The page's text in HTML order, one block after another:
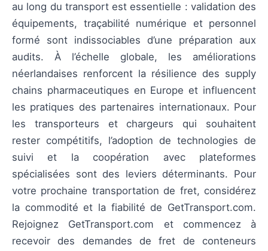
au long du transport est essentielle : validation des
équipements, traçabilité numérique et personnel
formé sont indissociables d’une préparation aux
audits. À l’échelle globale, les améliorations
néerlandaises renforcent la résilience des supply
chains pharmaceutiques en Europe et influencent
les pratiques des partenaires internationaux. Pour
les transporteurs et chargeurs qui souhaitent
rester compétitifs, l’adoption de technologies de
suivi et la coopération avec plateformes
spécialisées sont des leviers déterminants. Pour
votre prochaine transportation de fret, considérez
la commodité et la fiabilité de GetTransport.com.
Rejoignez GetTransport.com et commencez à
recevoir des demandes de fret de conteneurs